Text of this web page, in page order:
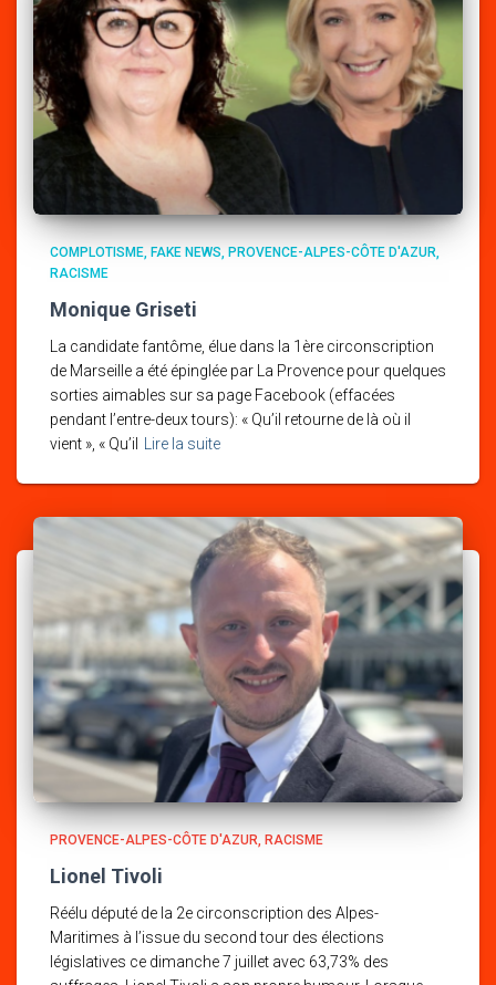
COMPLOTISME FAKE NEWS PROVENCE-ALPES-CÔTE D'AZUR
RACISME
Monique Griseti
La candidate fantôme, élue dans la 1ère circonscription
de Marseille a été épinglée par La Provence pour quelques
sorties aimables sur sa page Facebook (effacées
pendant l’entre-deux tours): « Qu’il retourne de là où il
vient », « Qu’il
Lire la suite
PROVENCE-ALPES-CÔTE D'AZUR RACISME
Lionel Tivoli
Réélu député de la 2e circonscription des Alpes-
Maritimes à l’issue du second tour des élections
législatives ce dimanche 7 juillet avec 63,73% des